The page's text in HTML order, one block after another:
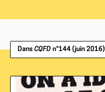
Dans CQFD n°144 (juin 2016)